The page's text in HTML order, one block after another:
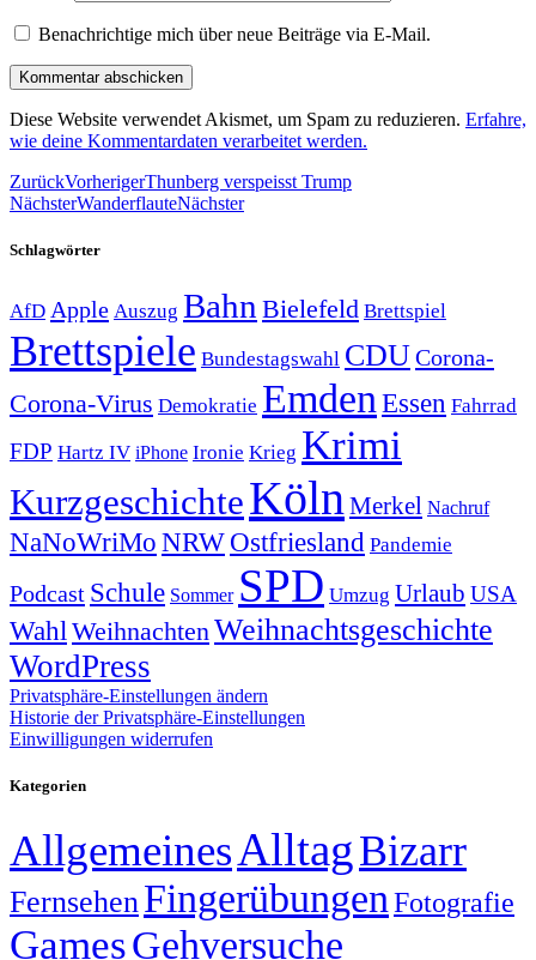
Benachrichtige mich über neue Beiträge via E-Mail.
Diese Website verwendet Akismet, um Spam zu reduzieren. Erfahre,
wie deine Kommentardaten verarbeitet werden.
ZurückVorherigerThunberg verspeisst Trump
NächsterWanderflauteNächster
Schlagwörter
AfD Apple Auszug Bahn Bielefeld Brettspiel
Brettspiele Bundestagswahl CDUCorona-
Corona-Virus Demokratie Emden Essen Fahrrad
FDP Hartz IV iPhone Ironie Krieg Krimi
KurzgeschichteKölnMerkel Nachruf
NaNoWriMo NRWOstfriesland Pandemie
Podcast Schule Sommer SPD Umzug Urlaub USA
Wahl WeihnachtenWeihnachtsgeschichte
WordPress
Privatsphäre-Einstellungen ändern
Historie der Privatsphäre-Einstellungen
Einwilligungen widerrufen
Kategorien
AllgemeinesAlltagBizarr
FernsehenFingerübungenFotografie
GamesGehversuche